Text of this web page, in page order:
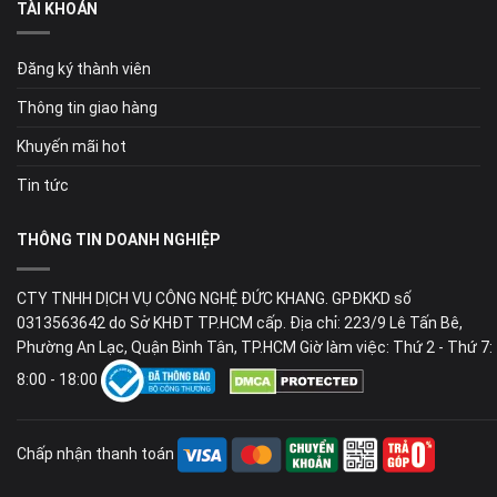
TÀI KHOẢN
Đăng ký thành viên
Thông tin giao hàng
Khuyến mãi hot
Tin tức
THÔNG TIN DOANH NGHIỆP
CTY TNHH DỊCH VỤ CÔNG NGHỆ ĐỨC KHANG. GPĐKKD số
0313563642 do Sở KHĐT TP.HCM cấp. Địa chỉ: 223/9 Lê Tấn Bê,
Phường An Lạc, Quận Bình Tân, TP.HCM Giờ làm việc: Thứ 2 - Thứ 7:
8:00 - 18:00
Chấp nhận thanh toán